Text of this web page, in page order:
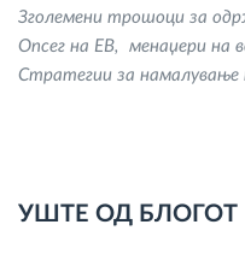
Зголемени трошоци за
Опсег на ЕВ
менаџери на
Стратегии за
УШТЕ ОД БЛОГОТ